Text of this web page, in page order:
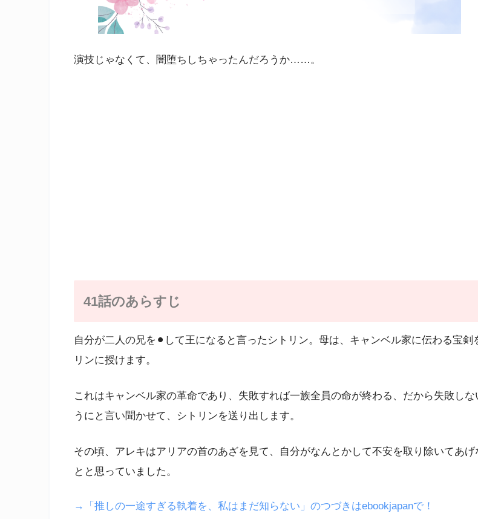
演技じゃなくて、闇堕ちしちゃったんだろうか……。
41話のあらすじ
自分が二人の兄を⚫︎して王になると言ったシトリン。母は、キャンベル家に伝わる宝剣
リンに授けます。
これはキャンベル家の革命であり、失敗すれば一族全員の命が終わる、だから失敗しな
うにと言い聞かせて、シトリンを送り出します。
その頃、アレキはアリアの首のあざを見て、自分がなんとかして不安を取り除いてあげ
とと思っていました。
→「推しの一途すぎる執着を、私はまだ知らない」のつづきはebookjapanで！